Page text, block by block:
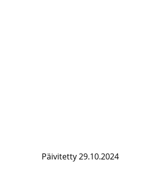
Päivitetty 29.10.2024